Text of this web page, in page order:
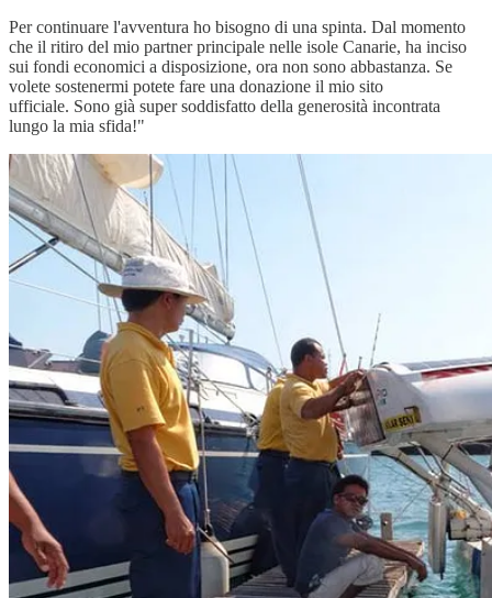
Per continuare l'avventura ho bisogno di una spinta. Dal momento
che il ritiro del mio partner principale nelle isole Canarie, ha inciso
sui fondi economici a disposizione, ora non sono abbastanza. Se
volete sostenermi potete fare una donazione il mio sito
ufficiale. Sono già super soddisfatto della generosità incontrata
lungo la mia sfida!"